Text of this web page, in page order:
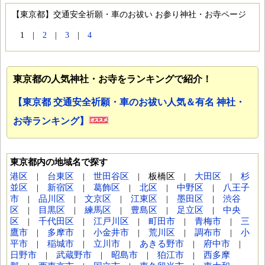
【東京都】交通安全祈願・車のお祓い お参り神社・お寺ページ
1 | 2 | 3 | 4
東京都の人気神社・お寺をランキングで紹介！
【東京都 交通安全祈願・車のお祓い人気＆有名 神社・
お寺ランキング】
東京都内の地域名で探す
港区
| 台東区 | 世田谷区 | 板橋区 | 大田区 | 杉
並区
| 新宿区 | 葛飾区 | 北区 | 中野区 |
八王子
市 | 品川区 | 文京区 | 江東区 | 墨田区 | 渋谷
区
| 目黒区 | 練馬区 | 豊島区 | 足立区 | 中央
区
| 千代田区 | 江戸川区 | 町田市 | 青梅市 | 三
鷹市 | 多摩市 | 小金井市 | 荒川区 | 調布市 | 小
平市 | 稲城市 | 立川市 | あきる野市 | 府中市 |
日野市 | 武蔵野市 | 昭島市 | 狛江市 | 西多摩